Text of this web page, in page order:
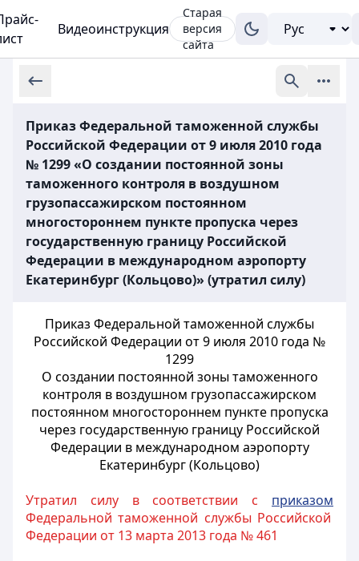
Видеоинструкция
Старая
версия
сайта
Приказ Федеральной таможенной службы
Российской Федерации от 9 июля 2010 года
№ 1299 «О создании постоянной зоны
таможенного контроля в воздушном
грузопассажирском постоянном
многостороннем пункте пропуска через
государственную границу Российской
Федерации в международном аэропорту
Екатеринбург (Кольцово)» (утратил силу)
Приказ Федеральной таможенной службы
Российской Федерации от 9 июля 2010 года №
1299
О создании постоянной зоны таможенного
контроля в воздушном грузопассажирском
постоянном многостороннем пункте пропуска
через государственную границу Российской
Федерации в международном аэропорту
Екатеринбург (Кольцово)
Утратил силу в соответствии с приказом
Федеральной таможенной службы Российской
Федерации от 13 марта 2013 года № 461